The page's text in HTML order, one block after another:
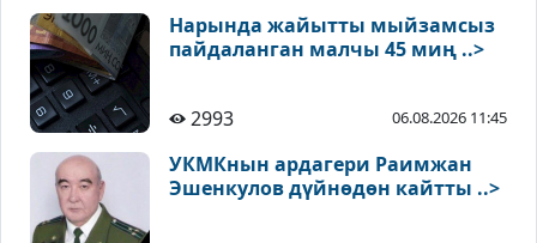
Нарында жайытты мыйзамсыз
пайдаланган малчы 45 миң ..>
2993 06.08.2026 11:45
УКМКнын ардагери Раимжан
Эшенкулов дүйнөдөн кайтты ..>